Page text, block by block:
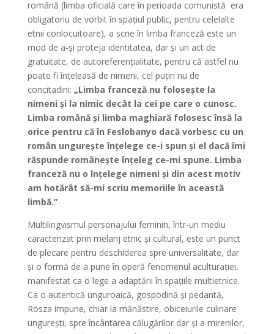
română (limba oficială care în perioada comunistă era
obligatoriu de vorbit în spațiul public, pentru celelalte
etnii conlocuitoare), a scrie în limba franceză este un
mod de a-și proteja identitatea, dar și un act de
gratuitate, de autoreferențialitate, pentru că astfel nu
poate fi înțeleasă de nimeni, cel puțin nu de
concitadini: „Limba franceză nu folosește la
nimeni și la nimic decât la cei pe care o cunosc.
Limba română și limba maghiară folosesc însă la
orice pentru că în Feslobanyo dacă vorbesc cu un
român ungurește înțelege ce-i spun și el dacă îmi
răspunde românește înțeleg ce-mi spune. Limba
franceză nu o înțelege nimeni și din acest motiv
am hotărât să-mi scriu memoriile în această
limbă.”
Multilingvismul personajului feminin, într-un mediu
caracterizat prin melanj etnic și cultural, este un punct
de plecare pentru deschiderea spre universalitate, dar
și o formă de a pune în operă fenomenul aculturației,
manifestat ca o lege a adaptării în spațiile multietnice.
Ca o autentică unguroaică, gospodină și pedantă,
Rosza impune, chiar la mănăstire, obiceiurile culinare
ungurești, spre încântarea călugărilor dar și a mirenilor,